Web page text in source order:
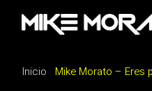
contenido
Inicio Mike Morato – Eres